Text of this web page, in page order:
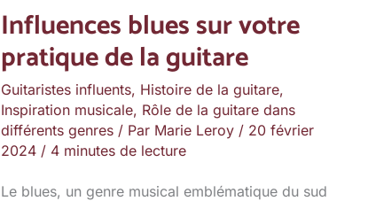
Influences blues sur votre
pratique de la guitare
Guitaristes influents, Histoire de la guitare,
Inspiration musicale, Rôle de la guitare dans
différents genres / Par Marie Leroy / 20 février
2024 / 4 minutes de lecture
Le blues, un genre musical emblématique du sud